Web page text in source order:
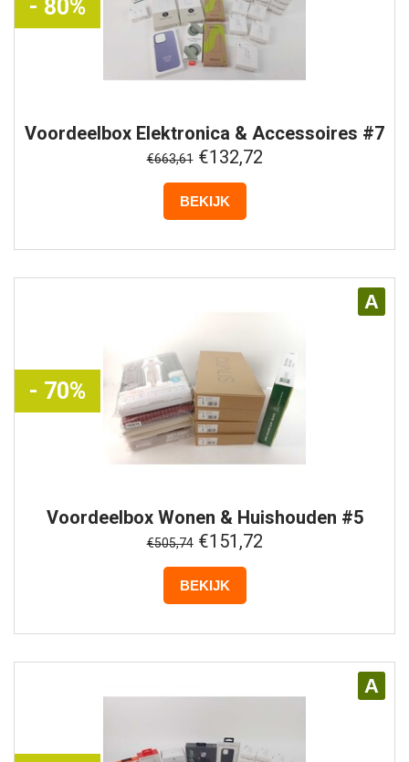
- 80%
Voordeelbox Elektronica & Accessoires #7
€663,61€132,72
BEKIJK
A
- 70%
VoordeelboxWonen & Huishouden #5
€505,74€151,72
BEKIJK
A